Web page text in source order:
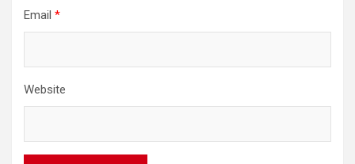
Email *
Website